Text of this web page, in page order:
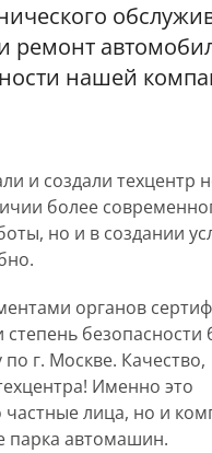
ремонт
нашей
и создали техцентр
более
но и в создании
органов
безопасности
г. Москве. Качество,
Именно это
частные лица, но и
парка автомашин.